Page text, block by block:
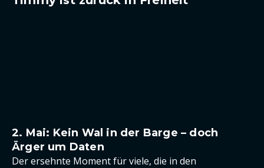
2. Mai: Kein Wal in der Barge – doch
Ärger um Daten
Der ersehnte Moment für viele, die in den